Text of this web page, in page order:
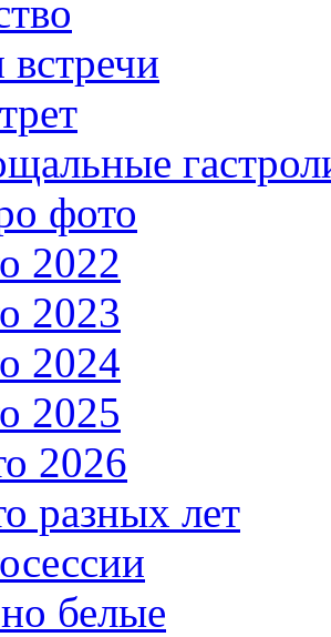
фото
2022
2023
2024
2025
2026
разных лет
белые